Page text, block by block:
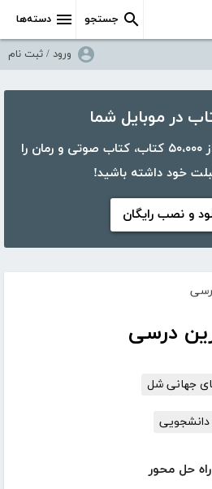
دسته‌ها جستجو
ورود / ثبت نام
با اپلیکیشن کتابراه، بیش از ۵۰،۰۰۰ کتاب، کتاب صوتی و رمان را
خود داشته باشید!
و نصب رایگان
درسی
جهانی شل
حل محور